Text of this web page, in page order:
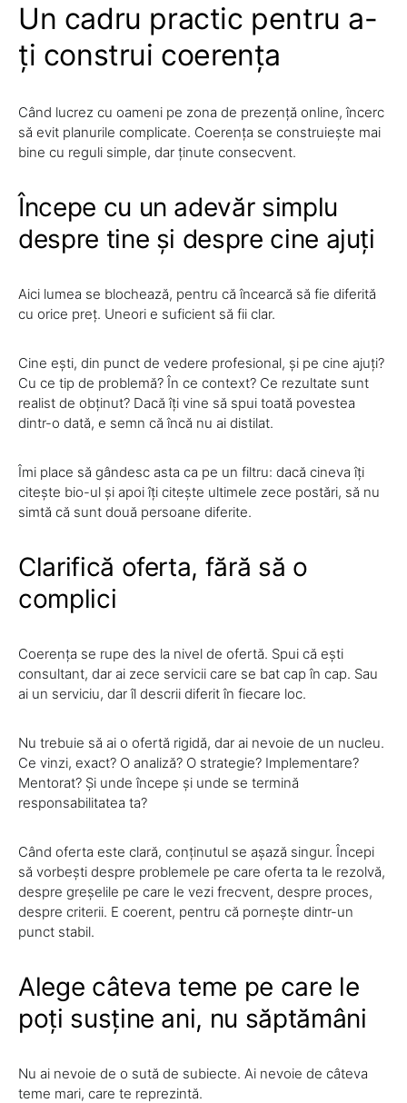
Un cadru practic pentru a-
ți construi coerența
Când lucrez cu oameni pe zona de prezență online, încerc
să evit planurile complicate. Coerența se construiește mai
bine cu reguli simple, dar ținute consecvent.
Începe cu un adevăr simplu
despre tine și despre cine ajuți
Aici lumea se blochează, pentru că încearcă să fie diferită
cu orice preț. Uneori e suficient să fii clar.
Cine ești, din punct de vedere profesional, și pe cine ajuți?
Cu ce tip de problemă? În ce context? Ce rezultate sunt
realist de obținut? Dacă îți vine să spui toată povestea
dintr-o dată, e semn că încă nu ai distilat.
Îmi place să gândesc asta ca pe un filtru: dacă cineva îți
citește bio-ul și apoi îți citește ultimele zece postări, să nu
simtă că sunt două persoane diferite.
Clarifică oferta, fără să o
complici
Coerența se rupe des la nivel de ofertă. Spui că ești
consultant, dar ai zece servicii care se bat cap în cap. Sau
ai un serviciu, dar îl descrii diferit în fiecare loc.
Nu trebuie să ai o ofertă rigidă, dar ai nevoie de un nucleu.
Ce vinzi, exact? O analiză? O strategie? Implementare?
Mentorat? Și unde începe și unde se termină
responsabilitatea ta?
Când oferta este clară, conținutul se așază singur. Începi
să vorbești despre problemele pe care oferta ta le rezolvă,
despre greșelile pe care le vezi frecvent, despre proces,
despre criterii. E coerent, pentru că pornește dintr-un
punct stabil.
Alege câteva teme pe care le
poți susține ani, nu săptămâni
Nu ai nevoie de o sută de subiecte. Ai nevoie de câteva
teme mari, care te reprezintă.